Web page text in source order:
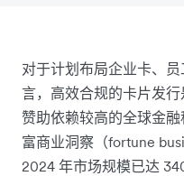
对于计划布局企业卡、
言，高效合规的卡片发
赞助依赖较高的全球金
富商业洞察（fortune
2024 年市场规模已达